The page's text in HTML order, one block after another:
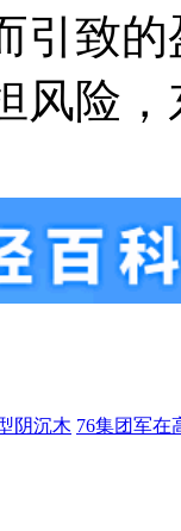
引致
风险
阴沉木 76集团军在